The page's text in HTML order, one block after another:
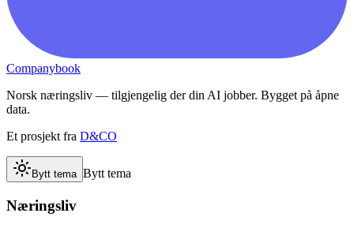
Companybook
Norsk næringsliv — tilgjengelig der din AI jobber. Bygget på åpne
data.
Et prosjekt fra D&CO
Bytt tema Bytt tema
Næringsliv